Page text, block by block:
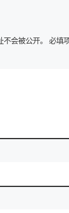
会被公开。 必填